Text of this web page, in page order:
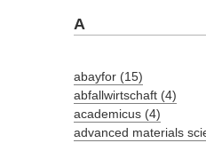
A
abayfor (15)
abfallwirtschaft (4)
academicus (4)
advanced materials